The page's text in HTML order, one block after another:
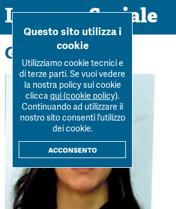
Impresa Sociale
Rivista
Ultimo numero
La Rivista
Submission
Colophon
Forum
Tutti gli articoli
Autori
Dossier
Tutti i dossier
Workshop Impresa Sociale 2021
Chi siamo
Home Giuseppina
Gli autori
Questo sito utilizza i
cookie
Utilizziamo cookie tecnici e
di terze parti. Se vuoi vedere
la nostra policy sui cookie
cliccaqui (cookie policy).
Continuando ad utilizzare il
nostro sito consenti l’utilizzo
dei cookie.
acconsento